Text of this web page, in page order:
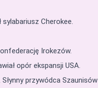
Cherokee.
Irokezów.
opór ekspansji USA.
przywódca Szaunisów